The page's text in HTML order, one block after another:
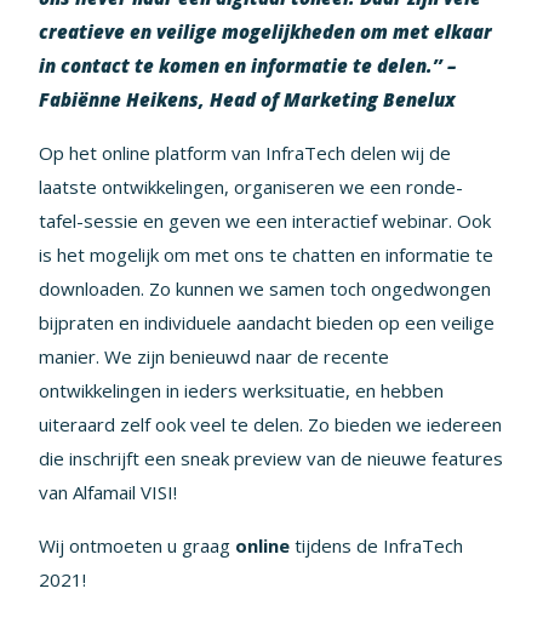
creatieve en veilige mogelijkheden om met elkaar
in contact te komen en informatie te delen.’’–
Fabiënne Heikens, Head of Marketing Benelux
Op het online platform van InfraTech delen wij de
laatste ontwikkelingen, organiseren we een ronde-
tafel-sessie en geven we een interactief webinar. Ook
is het mogelijk om met ons te chatten en informatie te
downloaden. Zo kunnen we samen toch ongedwongen
bijpraten en individuele aandacht bieden op een veilige
manier. We zijn benieuwd naar de recente
ontwikkelingen in ieders werksituatie, en hebben
uiteraard zelf ook veel te delen. Zo bieden we iedereen
die inschrijft een sneak preview van de nieuwe features
van Alfamail VISI!
Wij ontmoeten u graag online tijdens de InfraTech
2021!